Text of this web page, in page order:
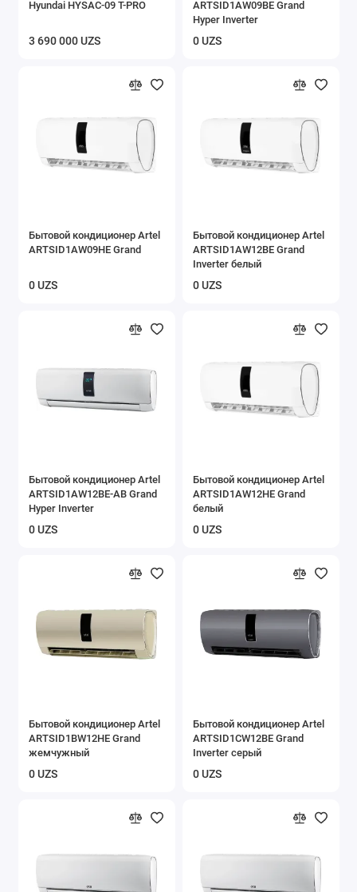
Hyundai HYSAC-09 T-PRO
3 690 000 UZS
ARTSID1AW09BE Grand
Hyper Inverter
0 UZS
Бытовой кондиционер Artel
ARTSID1AW09HE Grand
0 UZS
Бытовой кондиционер Artel
ARTSID1AW12BE Grand
Inverter белый
0 UZS
Бытовой кондиционер Artel
ARTSID1AW12BE-AB Grand
Hyper Inverter
0 UZS
Бытовой кондиционер Artel
ARTSID1AW12HE Grand
белый
0 UZS
Бытовой кондиционер Artel
ARTSID1BW12HE Grand
жемчужный
0 UZS
Бытовой кондиционер Artel
ARTSID1CW12BE Grand
Inverter серый
0 UZS